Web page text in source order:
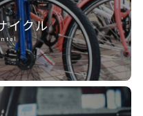
イクル